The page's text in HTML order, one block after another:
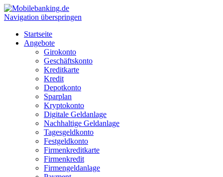
Navigation überspringen
Startseite
Angebote
Girokonto
Geschäftskonto
Kreditkarte
Kredit
Depotkonto
Sparplan
Kryptokonto
Digitale Geldanlage
Nachhaltige Geldanlage
Tagesgeldkonto
Festgeldkonto
Firmenkreditkarte
Firmenkredit
Firmengeldanlage